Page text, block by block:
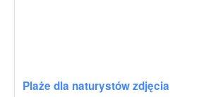
Plaże dla naturystów zdjęcia